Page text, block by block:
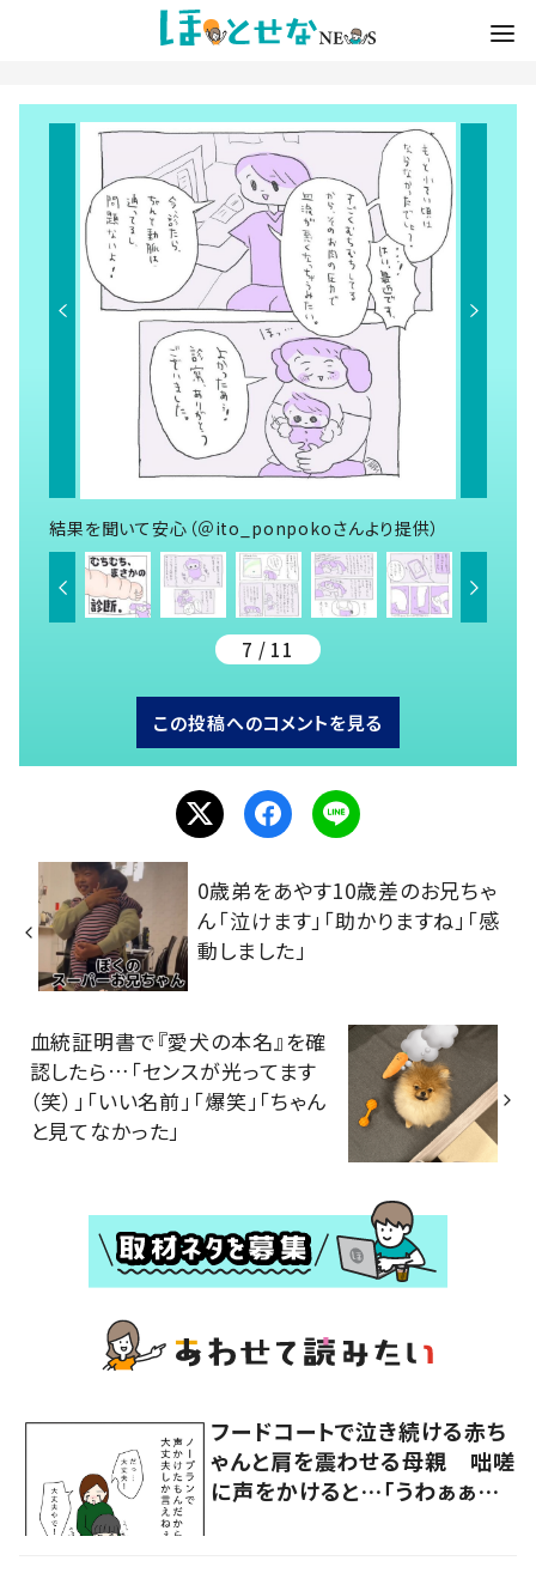
結果を聞いて安心（＠ito_ponpokoさんより提供）
7 / 11
この投稿へのコメントを見る
0歳弟をあやす10歳差のお兄ちゃ
ん「泣けます」「助かりますね」「感
動しました」
血統証明書で『愛犬の本名』を確
認したら…「センスが光ってます
（笑）」「いい名前」「爆笑」「ちゃん
と見てなかった」
フードコートで泣き続ける赤ち
ゃんと肩を震わせる母親 咄嗟
に声をかけると…「うわぁぁぁ」